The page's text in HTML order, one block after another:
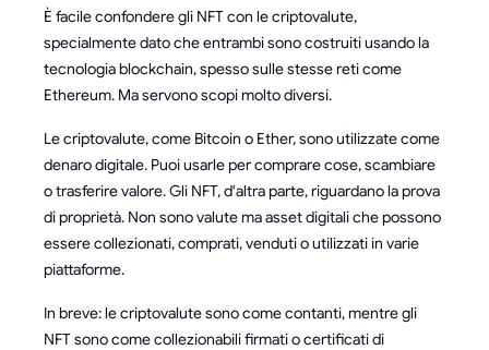
È facile confondere gli NFT con le criptovalute,
specialmente dato che entrambi sono costruiti usando la
tecnologia blockchain, spesso sulle stesse reti come
Ethereum. Ma servono scopi molto diversi.
Le criptovalute, come Bitcoin o Ether, sono utilizzate come
denaro digitale. Puoi usarle per comprare cose, scambiare
o trasferire valore. Gli NFT, d'altra parte, riguardano la prova
di proprietà. Non sono valute ma asset digitali che possono
essere collezionati, comprati, venduti o utilizzati in varie
piattaforme.
In breve: le criptovalute sono come contanti, mentre gli
NFT sono come collezionabili firmati o certificati di